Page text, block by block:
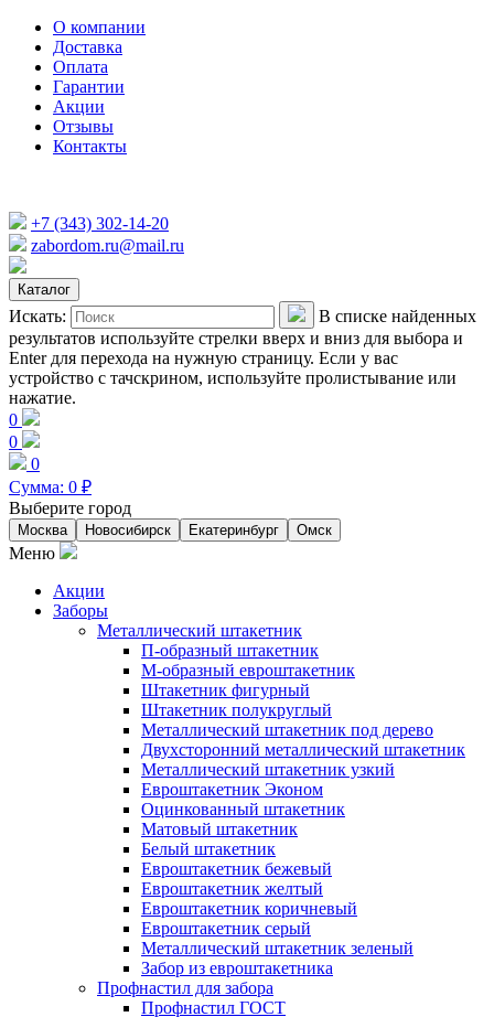
О компании
Доставка
Оплата
Гарантии
Акции
Отзывы
Контакты
+7 (343) 302-14-20
zabordom.ru@mail.ru
Каталог
Искать:
В списке найденных
результатов используйте стрелки вверх и вниз для выбора и
Enter для перехода на нужную страницу. Если у вас
устройство с тачскрином, используйте пролистывание или
нажатие.
0
0
0
Сумма: 0 ₽
Выберите город
Москва Новосибирск Екатеринбург Омск
Меню
Акции
Заборы
Металлический штакетник
П-образный штакетник
М-образный евроштакетник
Штакетник фигурный
Штакетник полукруглый
Металлический штакетник под дерево
Двухсторонний металлический штакетник
Металлический штакетник узкий
Евроштакетник Эконом
Оцинкованный штакетник
Матовый штакетник
Белый штакетник
Евроштакетник бежевый
Евроштакетник желтый
Евроштакетник коричневый
Евроштакетник серый
Металлический штакетник зеленый
Забор из евроштакетника
Профнастил для забора
Профнастил ГОСТ